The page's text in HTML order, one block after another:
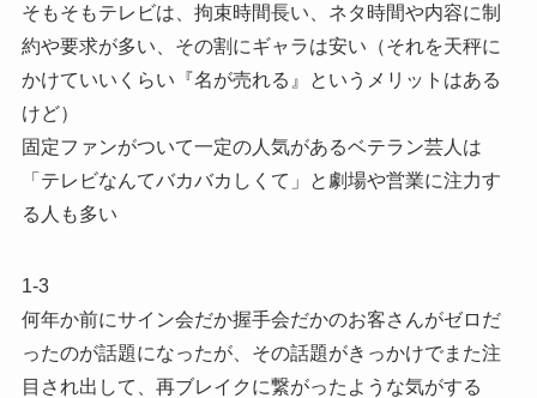
そもそもテレビは、拘束時間長い、ネタ時間や内容に制
約や要求が多い、その割にギャラは安い（それを天秤に
かけていいくらい『名が売れる』というメリットはある
けど）
固定ファンがついて一定の人気があるベテラン芸人は
「テレビなんてバカバカしくて」と劇場や営業に注力す
る人も多い
1-3
何年か前にサイン会だか握手会だかのお客さんがゼロだ
ったのが話題になったが、その話題がきっかけでまた注
目され出して、再ブレイクに繋がったような気がする